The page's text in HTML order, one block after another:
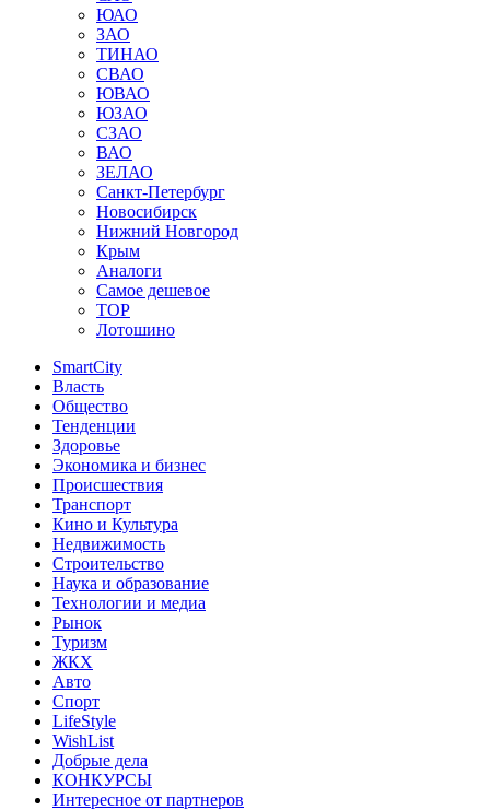
ЮАО
ЗАО
ТИНАО
СВАО
ЮВАО
ЮЗАО
СЗАО
ВАО
ЗЕЛАО
Санкт-Петербург
Новосибирск
Нижний Новгород
Крым
Аналоги
Самое дешевое
TOP
Лотошино
SmartCity
Власть
Общество
Тенденции
Здоровье
Экономика и бизнес
Происшествия
Транспорт
Кино и Культура
Недвижимость
Строительство
Наука и образование
Технологии и медиа
Рынок
Туризм
ЖКХ
Авто
Спорт
LifeStyle
WishList
Добрые дела
КОНКУРСЫ
Интересное от партнеров